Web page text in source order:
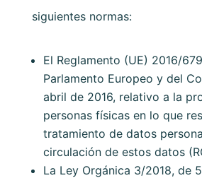
siguientes normas:
El Reglamento (UE) 2016/
Parlamento Europeo y del
abril de 2016, relativo a la
personas físicas en lo que
tratamiento de datos
circulación de estos datos
La Ley Orgánica 3/2018, de